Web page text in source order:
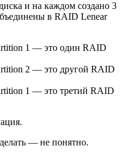
и на каждом создано 3
в RAID Lenear
1 — это один RAID
2 — это другой RAID
1 — это третий RAID
— не понятно.